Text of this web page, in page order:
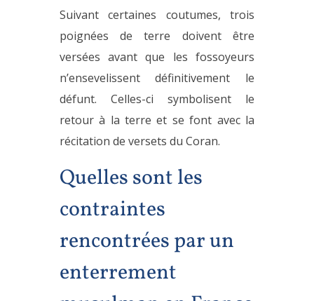
Suivant certaines coutumes, trois
poignées de terre doivent être
versées avant que les fossoyeurs
n’ensevelissent définitivement le
défunt. Celles-ci symbolisent le
retour à la terre et se font avec la
récitation de versets du Coran.
Quelles sont les
contraintes
rencontrées par un
enterrement